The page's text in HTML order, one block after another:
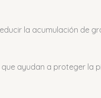
la acumulación de
ayudan a proteger la